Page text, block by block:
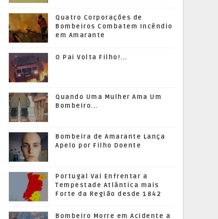
Quatro Corporações de
Bombeiros Combatem Incêndio
em Amarante
O Pai Volta Filho!...
Quando Uma Mulher Ama Um
Bombeiro...
Bombeira de Amarante Lança
Apelo por Filho Doente
Portugal Vai Enfrentar a
Tempestade Atlântica mais
Forte da Região desde 1842
Bombeiro Morre em Acidente a